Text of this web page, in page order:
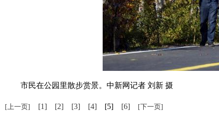
市民在公园里散步赏景。中新网记者 刘新 摄
[上一页] [1] [2] [3] [4] [5] [6] [下一页]